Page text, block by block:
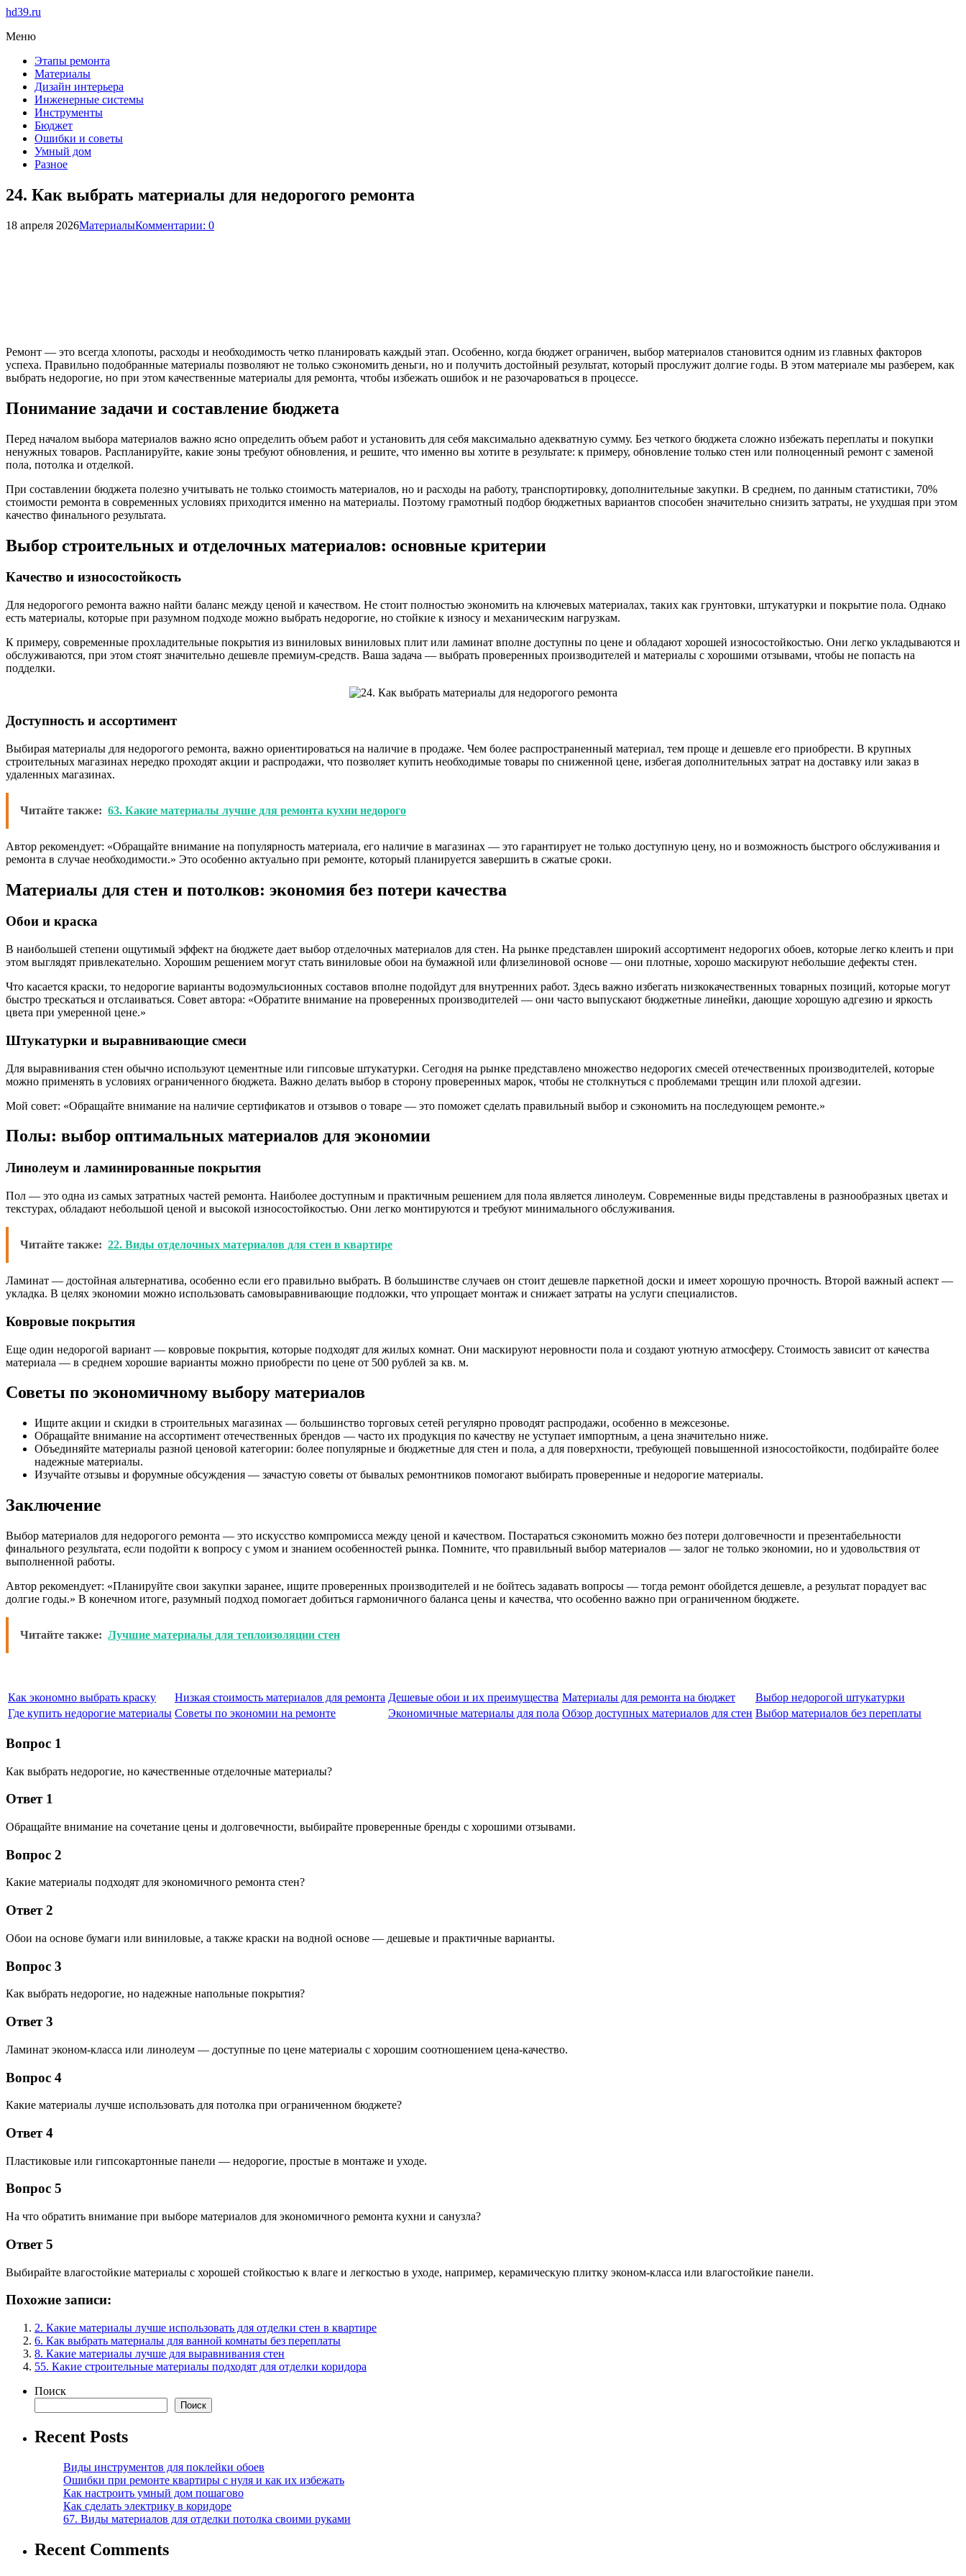
hd39.ru
Меню
Этапы ремонта
Материалы
Дизайн интерьера
Инженерные системы
Инструменты
Бюджет
Ошибки и советы
Умный дом
Разное
24. Как выбрать материалы для недорогого ремонта
18 апреля 2026МатериалыКомментарии: 0
Ремонт — это всегда хлопоты, расходы и необходимость четко планировать каждый этап. Особенно, когда бюджет ограничен, выбор материалов становится одним из главных факторов
успеха. Правильно подобранные материалы позволяют не только сэкономить деньги, но и получить достойный результат, который прослужит долгие годы. В этом материале мы разберем, как
выбрать недорогие, но при этом качественные материалы для ремонта, чтобы избежать ошибок и не разочароваться в процессе.
Понимание задачи и составление бюджета
Перед началом выбора материалов важно ясно определить объем работ и установить для себя максимально адекватную сумму. Без четкого бюджета сложно избежать переплаты и покупки
ненужных товаров. Распланируйте, какие зоны требуют обновления, и решите, что именно вы хотите в результате: к примеру, обновление только стен или полноценный ремонт с заменой
пола, потолка и отделкой.
При составлении бюджета полезно учитывать не только стоимость материалов, но и расходы на работу, транспортировку, дополнительные закупки. В среднем, по данным статистики, 70%
стоимости ремонта в современных условиях приходится именно на материалы. Поэтому грамотный подбор бюджетных вариантов способен значительно снизить затраты, не ухудшая при этом
качество финального результата.
Выбор строительных и отделочных материалов: основные критерии
Качество и износостойкость
Для недорогого ремонта важно найти баланс между ценой и качеством. Не стоит полностью экономить на ключевых материалах, таких как грунтовки, штукатурки и покрытие пола. Однако
есть материалы, которые при разумном подходе можно выбрать недорогие, но стойкие к износу и механическим нагрузкам.
К примеру, современные прохладительные покрытия из виниловых виниловых плит или ламинат вполне доступны по цене и обладают хорошей износостойкостью. Они легко укладываются и
обслуживаются, при этом стоят значительно дешевле премиум-средств. Ваша задача — выбрать проверенных производителей и материалы с хорошими отзывами, чтобы не попасть на
подделки.
Доступность и ассортимент
Выбирая материалы для недорогого ремонта, важно ориентироваться на наличие в продаже. Чем более распространенный материал, тем проще и дешевле его приобрести. В крупных
строительных магазинах нередко проходят акции и распродажи, что позволяет купить необходимые товары по сниженной цене, избегая дополнительных затрат на доставку или заказ в
удаленных магазинах.
Читайте также: 63. Какие материалы лучше для ремонта кухни недорого
Автор рекомендует: «Обращайте внимание на популярность материала, его наличие в магазинах — это гарантирует не только доступную цену, но и возможность быстрого обслуживания и
ремонта в случае необходимости.» Это особенно актуально при ремонте, который планируется завершить в сжатые сроки.
Материалы для стен и потолков: экономия без потери качества
Обои и краска
В наибольшей степени ощутимый эффект на бюджете дает выбор отделочных материалов для стен. На рынке представлен широкий ассортимент недорогих обоев, которые легко клеить и при
этом выглядят привлекательно. Хорошим решением могут стать виниловые обои на бумажной или флизелиновой основе — они плотные, хорошо маскируют небольшие дефекты стен.
Что касается краски, то недорогие варианты водоэмульсионных составов вполне подойдут для внутренних работ. Здесь важно избегать низкокачественных товарных позиций, которые могут
быстро трескаться и отслаиваться. Совет автора: «Обратите внимание на проверенных производителей — они часто выпускают бюджетные линейки, дающие хорошую адгезию и яркость
цвета при умеренной цене.»
Штукатурки и выравнивающие смеси
Для выравнивания стен обычно используют цементные или гипсовые штукатурки. Сегодня на рынке представлено множество недорогих смесей отечественных производителей, которые
можно применять в условиях ограниченного бюджета. Важно делать выбор в сторону проверенных марок, чтобы не столкнуться с проблемами трещин или плохой адгезии.
Мой совет: «Обращайте внимание на наличие сертификатов и отзывов о товаре — это поможет сделать правильный выбор и сэкономить на последующем ремонте.»
Полы: выбор оптимальных материалов для экономии
Линолеум и ламинированные покрытия
Пол — это одна из самых затратных частей ремонта. Наиболее доступным и практичным решением для пола является линолеум. Современные виды представлены в разнообразных цветах и
текстурах, обладают небольшой ценой и высокой износостойкостью. Они легко монтируются и требуют минимального обслуживания.
Читайте также: 22. Виды отделочных материалов для стен в квартире
Ламинат — достойная альтернатива, особенно если его правильно выбрать. В большинстве случаев он стоит дешевле паркетной доски и имеет хорошую прочность. Второй важный аспект —
укладка. В целях экономии можно использовать самовыравнивающие подложки, что упрощает монтаж и снижает затраты на услуги специалистов.
Ковровые покрытия
Еще один недорогой вариант — ковровые покрытия, которые подходят для жилых комнат. Они маскируют неровности пола и создают уютную атмосферу. Стоимость зависит от качества
материала — в среднем хорошие варианты можно приобрести по цене от 500 рублей за кв. м.
Советы по экономичному выбору материалов
Ищите акции и скидки в строительных магазинах — большинство торговых сетей регулярно проводят распродажи, особенно в межсезонье.
Обращайте внимание на ассортимент отечественных брендов — часто их продукция по качеству не уступает импортным, а цена значительно ниже.
Объединяйте материалы разной ценовой категории: более популярные и бюджетные для стен и пола, а для поверхности, требующей повышенной износостойкости, подбирайте более
надежные материалы.
Изучайте отзывы и форумные обсуждения — зачастую советы от бывалых ремонтников помогают выбирать проверенные и недорогие материалы.
Заключение
Выбор материалов для недорогого ремонта — это искусство компромисса между ценой и качеством. Постараться сэкономить можно без потери долговечности и презентабельности
финального результата, если подойти к вопросу с умом и знанием особенностей рынка. Помните, что правильный выбор материалов — залог не только экономии, но и удовольствия от
выполненной работы.
Автор рекомендует: «Планируйте свои закупки заранее, ищите проверенных производителей и не бойтесь задавать вопросы — тогда ремонт обойдется дешевле, а результат порадует вас
долгие годы.» В конечном итоге, разумный подход помогает добиться гармоничного баланса цены и качества, что особенно важно при ограниченном бюджете.
Читайте также: Лучшие материалы для теплоизоляции стен
Как экономно выбрать краску Низкая стоимость материалов для ремонта Дешевые обои и их преимущества Материалы для ремонта на бюджет
Выбор недорогой штукатурки
Где купить недорогие материалы Советы по экономии на ремонте Экономичные материалы для пола Обзор доступных материалов для стен Выбор материалов без переплаты
Вопрос 1
Как выбрать недорогие, но качественные отделочные материалы?
Ответ 1
Обращайте внимание на сочетание цены и долговечности, выбирайте проверенные бренды с хорошими отзывами.
Вопрос 2
Какие материалы подходят для экономичного ремонта стен?
Ответ 2
Обои на основе бумаги или виниловые, а также краски на водной основе — дешевые и практичные варианты.
Вопрос 3
Как выбрать недорогие, но надежные напольные покрытия?
Ответ 3
Ламинат эконом-класса или линолеум — доступные по цене материалы с хорошим соотношением цена-качество.
Вопрос 4
Какие материалы лучше использовать для потолка при ограниченном бюджете?
Ответ 4
Пластиковые или гипсокартонные панели — недорогие, простые в монтаже и уходе.
Вопрос 5
На что обратить внимание при выборе материалов для экономичного ремонта кухни и санузла?
Ответ 5
Выбирайте влагостойкие материалы с хорошей стойкостью к влаге и легкостью в уходе, например, керамическую плитку эконом-класса или влагостойкие панели.
Похожие записи:
2. Какие материалы лучше использовать для отделки стен в квартире
6. Как выбрать материалы для ванной комнаты без переплаты
8. Какие материалы лучше для выравнивания стен
55. Какие строительные материалы подходят для отделки коридора
Поиск
Поиск
Recent Posts
Виды инструментов для поклейки обоев
Ошибки при ремонте квартиры с нуля и как их избежать
Как настроить умный дом пошагово
Как сделать электрику в коридоре
67. Виды материалов для отделки потолка своими руками
Recent Comments